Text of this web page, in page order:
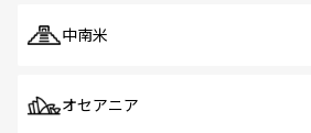
中南米
オセアニア